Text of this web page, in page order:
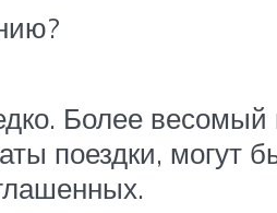
Более
поездки, могут